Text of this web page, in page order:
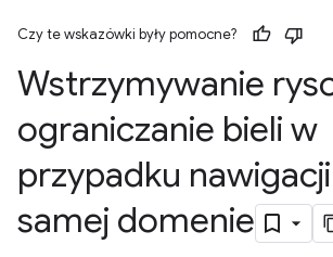
Czy te wskazówki były pomocne?
Wstrzymywanie
ograniczanie bieli w
przypadku
samej domenie